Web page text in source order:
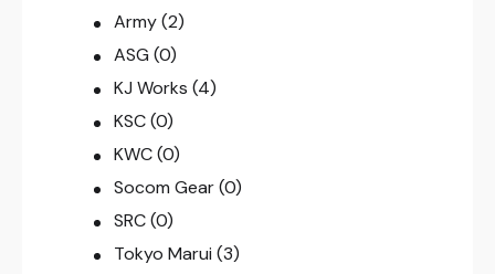
Army (2)
ASG (0)
KJ Works (4)
KSC (0)
KWC (0)
Socom Gear (0)
SRC (0)
Tokyo Marui (3)